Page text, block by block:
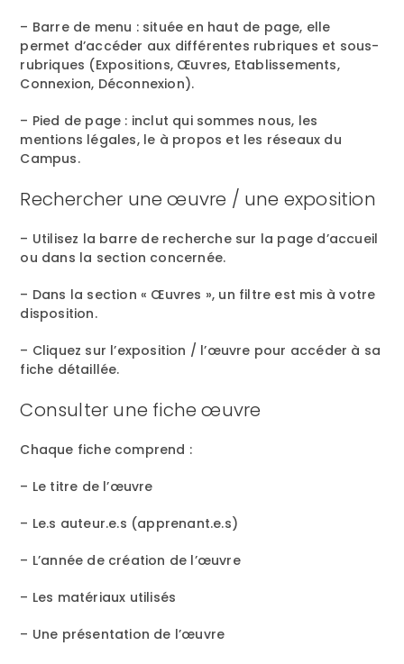
– Barre de menu : située en haut de page, elle
permet d’accéder aux différentes rubriques et sous-
rubriques (Expositions, Œuvres, Etablissements,
Connexion, Déconnexion).
– Pied de page : inclut qui sommes nous, les
mentions légales, le à propos et les réseaux du
Campus.
Rechercher une œuvre / une exposition
– Utilisez la barre de recherche sur la page d’accueil
ou dans la section concernée.
– Dans la section « Œuvres », un filtre est mis à votre
disposition.
– Cliquez sur l’exposition / l’œuvre pour accéder à sa
fiche détaillée.
Consulter une fiche œuvre
Chaque fiche comprend :
– Le titre de l’œuvre
– Le.s auteur.e.s (apprenant.e.s)
– L’année de création de l’œuvre
– Les matériaux utilisés
– Une présentation de l’œuvre